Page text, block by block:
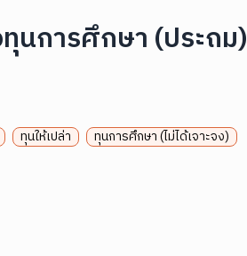
นการศึกษา (ประถม)
ทุนให้เปล่า ทุนการศึกษา (ไม่ได้เจาะจง)